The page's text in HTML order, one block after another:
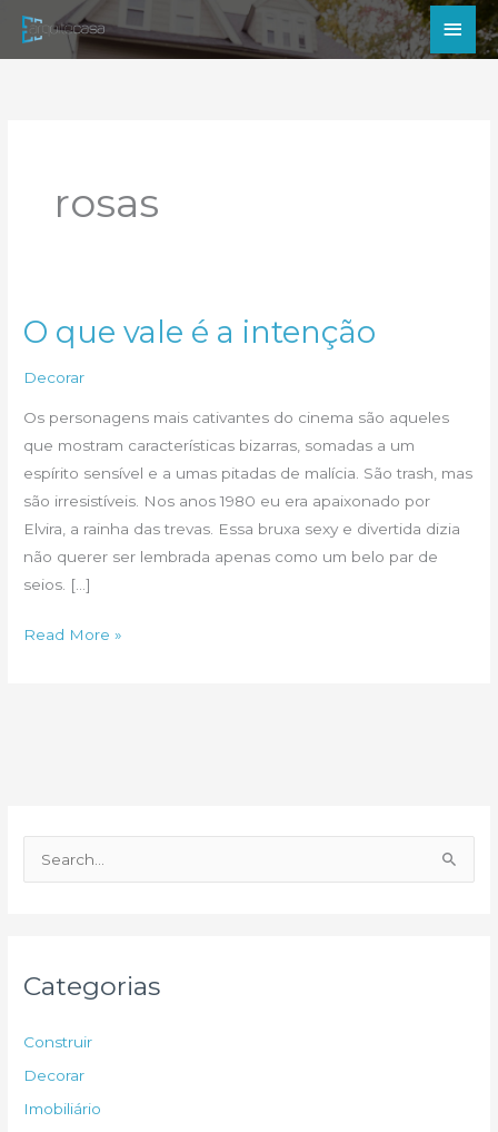
para
rosas
O que vale é a intenção
Decorar
Os personagens mais cativantes do cinema são aqueles
que mostram características bizarras, somadas a um
espírito sensível e a umas pitadas de malícia. São trash, mas
são irresistíveis. Nos anos 1980 eu era apaixonado por
Elvira, a rainha das trevas. Essa bruxa sexy e divertida dizia
não querer ser lembrada apenas como um belo par de
seios. […]
O
Read More »
e
p
Categorias
Construir
Decorar
Imobiliário